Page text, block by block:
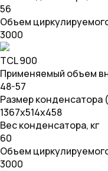
56
Объем
3000
TCL 900
Применяемый объем
48-57
Размер
1367х514х458
Вес конденсатора, кг
60
Объем
3000